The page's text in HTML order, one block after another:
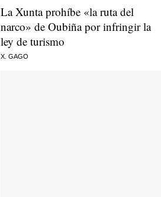
La Xunta prohíbe «la ruta del
narco» de Oubiña por infringir la
ley de turismo
X. GAGO